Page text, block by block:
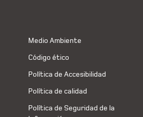
Medio Ambiente
Código ético
Política de Accesibilidad
Política de calidad
Política de Seguridad de la